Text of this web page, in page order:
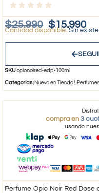
$25.990 $15.990
Sin
SKUopionoired-edp-100ml
Categorías¡Nuevo en Tienda!, Perfumes
compra en 3
usando
Perfume Opio Noir Red Dose